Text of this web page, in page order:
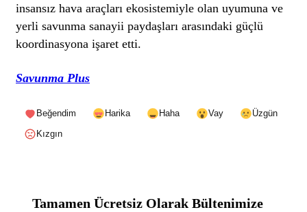
insansız hava araçları ekosistemiyle olan uyumuna ve
yerli savunma sanayii paydaşları arasındaki güçlü
koordinasyona işaret etti.
Savunma Plus
Beğendim Harika Haha Vay
Üzgün
Kızgın
Tamamen Ücretsiz Olarak Bültenimize